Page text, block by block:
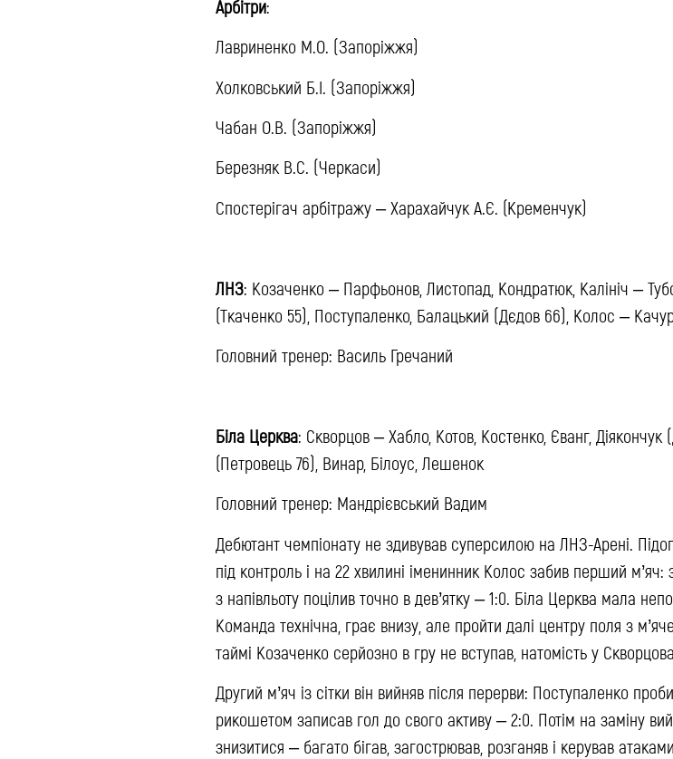
Арбітри:
Лавриненко М.О. (Запоріжжя)
Холковський Б.І. (Запоріжжя)
Чабан О.В. (Запоріжжя)
Березняк В.С. (Черкаси)
Спостерігач арбітражу – Харахайчук А.Є. (Кременчук)
ЛНЗ: Козаченко – Парфьонов, Листопад, Кондратюк, Калініч –
(Ткаченко 55), Поступаленко, Балацький (Дєдов 66), Колос –
Головний тренер: Василь Гречаний
Біла Церква: Скворцов – Хабло, Котов, Костенко, Єванг,
(Петровець 76), Винар, Білоус, Лешенок
Головний тренер: Мандрієвський Вадим
Дебютант чемпіонату не здивував суперсилою на ЛНЗ-Арені.
під контроль і на 22 хвилині іменинник Колос забив перший м’яч:
з напівльоту поцілив точно в дев’ятку – 1:0. Біла Церква мала
Команда технічна, грає внизу, але пройти далі центру поля з
таймі Козаченко серйозно в гру не вступав, натомість у
Другий м’яч із сітки він вийняв після перерви: Поступаленко
рикошетом записав гол до свого активу – 2:0. Потім на заміну
знизитися – багато бігав, загострював, розганяв і керував